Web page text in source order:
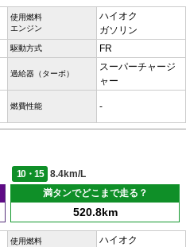
使用燃料
エンジン
ハイオク
ガソリン
駆動方式 FR
過給器（ターボ）
スーパーチャージ
ャー
燃費性能 -
10・15
8.4km/L
満タンでどこまで走る？
520.8km
使用燃料
ハイオク